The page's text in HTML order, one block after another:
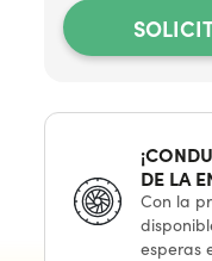
DE LA
Con la
esperas